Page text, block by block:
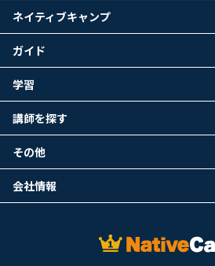
ネイティブキャンプ
ガイド
学習
講師を探す
その他
会社情報